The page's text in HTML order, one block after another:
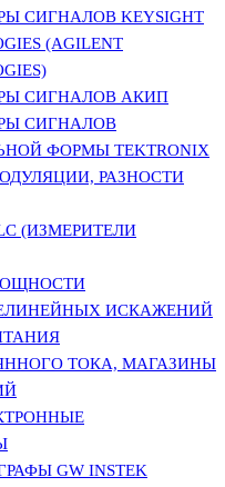
СИГНАЛОВ KEYSIGHT
(AGILENT
СИГНАЛОВ АКИП
СИГНАЛОВ
ФОРМЫ TEKTRONIX
РАЗНОСТИ
(ИЗМЕРИТЕЛИ
ИСКАЖЕНИЙ
ТОКА, МАГАЗИНЫ
GW INSTEK